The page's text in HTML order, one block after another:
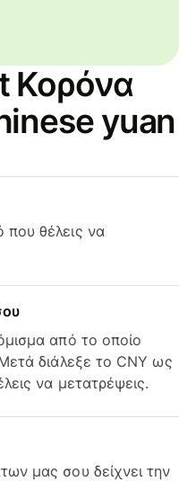
Κορόνα
yuan
θέλεις να
από το οποίο
διάλεξε το CNY ως
να μετατρέψεις.
μας σου δείχνει την